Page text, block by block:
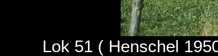
Lok 51 ( Henschel